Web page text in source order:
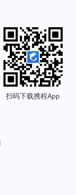
扫码下载携程App